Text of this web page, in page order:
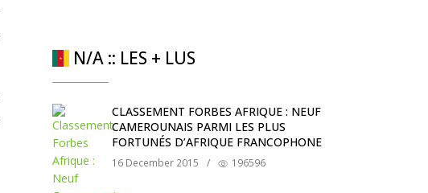
N/A :: LES + LUS
CLASSEMENT FORBES AFRIQUE : NEUF
CAMEROUNAIS PARMI LES PLUS
FORTUNÉS D’AFRIQUE FRANCOPHONE
16 December 2015 / 196596